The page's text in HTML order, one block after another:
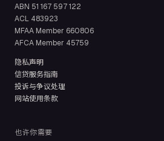
ABN 51 167 597 122
ACL 483923
MFAA Member 660806
AFCA Member 45759
隐私声明
信贷服务指南
投诉与争议处理
网站使用条款
也许你需要